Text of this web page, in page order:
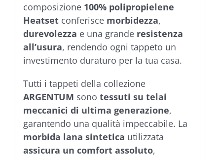
composizione 100% polipropielene
Heatsetconferisce morbidezza,
durevolezza e una grande resistenza
all’usura, rendendo ogni tappeto un
investimento duraturo per la tua casa.
Tutti i tappeti della collezione
ARGENTUM sono tessuti su telai
meccanici di ultima generazione,
garantendo una qualità impeccabile. La
morbida lana sintetica utilizzata
assicura un comfort assoluto,